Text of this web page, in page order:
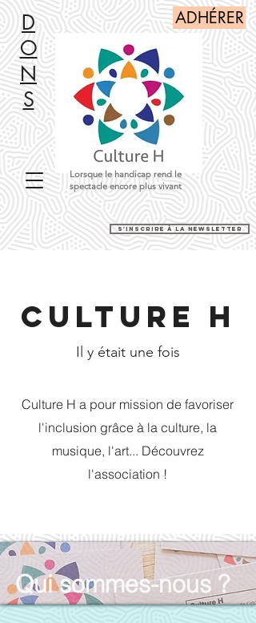
s'inscrire à la newsletter
ADHÉRER
D
O
N
S
Lorsque le handicap rend le
spectacle encore plus vivant
Culture H
Il y était une fois
Culture H a pour mission de favoriser
l'inclusion grâce à la culture, la
musique, l'art... Découvrez
l'association !
Qui sommes-nous ?